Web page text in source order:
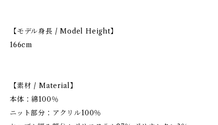
【モデル身長 / Model Height】
166cm
【素材 / Material】
本体：綿100％
ニット部分：アクリル100％